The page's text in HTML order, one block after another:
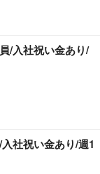
/入社祝い金あり/
社祝い金あり/週1